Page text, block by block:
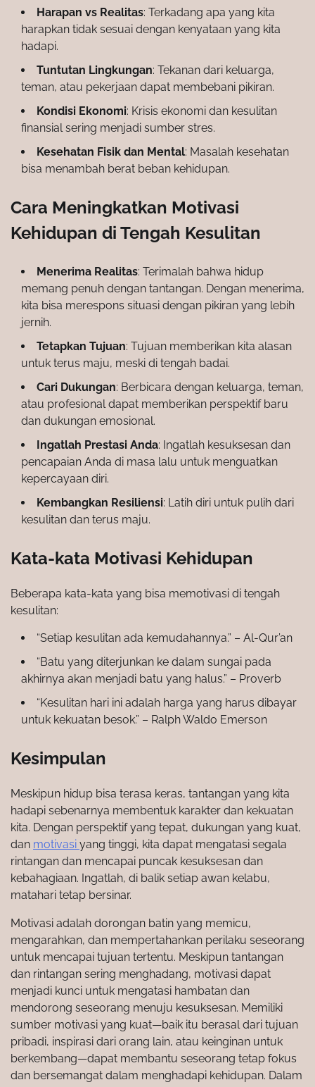
Harapan vs Realitas: Terkadang apa yang kita
harapkan tidak sesuai dengan kenyataan yang kita
hadapi.
Tuntutan Lingkungan: Tekanan dari keluarga,
teman, atau pekerjaan dapat membebani pikiran.
Kondisi Ekonomi: Krisis ekonomi dan kesulitan
finansial sering menjadi sumber stres.
Kesehatan Fisik dan Mental: Masalah kesehatan
bisa menambah berat beban kehidupan.
Cara Meningkatkan Motivasi
Kehidupan di Tengah Kesulitan
Menerima Realitas: Terimalah bahwa hidup
memang penuh dengan tantangan. Dengan menerima,
kita bisa merespons situasi dengan pikiran yang lebih
jernih.
Tetapkan Tujuan: Tujuan memberikan kita alasan
untuk terus maju, meski di tengah badai.
Cari Dukungan: Berbicara dengan keluarga, teman,
atau profesional dapat memberikan perspektif baru
dan dukungan emosional.
Ingatlah Prestasi Anda: Ingatlah kesuksesan dan
pencapaian Anda di masa lalu untuk menguatkan
kepercayaan diri.
Kembangkan Resiliensi: Latih diri untuk pulih dari
kesulitan dan terus maju.
Kata-kata Motivasi Kehidupan
Beberapa kata-kata yang bisa memotivasi di tengah
kesulitan:
“Setiap kesulitan ada kemudahannya.” – Al-Qur’an
“Batu yang diterjunkan ke dalam sungai pada
akhirnya akan menjadi batu yang halus.” – Proverb
“Kesulitan hari ini adalah harga yang harus dibayar
untuk kekuatan besok.” – Ralph Waldo Emerson
Kesimpulan
Meskipun hidup bisa terasa keras, tantangan yang kita
hadapi sebenarnya membentuk karakter dan kekuatan
kita. Dengan perspektif yang tepat, dukungan yang kuat,
dan motivasi yang tinggi, kita dapat mengatasi segala
rintangan dan mencapai puncak kesuksesan dan
kebahagiaan. Ingatlah, di balik setiap awan kelabu,
matahari tetap bersinar.
Motivasi adalah dorongan batin yang memicu,
mengarahkan, dan mempertahankan perilaku seseorang
untuk mencapai tujuan tertentu. Meskipun tantangan
dan rintangan sering menghadang, motivasi dapat
menjadi kunci untuk mengatasi hambatan dan
mendorong seseorang menuju kesuksesan. Memiliki
sumber motivasi yang kuat—baik itu berasal dari tujuan
pribadi, inspirasi dari orang lain, atau keinginan untuk
berkembang—dapat membantu seseorang tetap fokus
dan bersemangat dalam menghadapi kehidupan. Dalam